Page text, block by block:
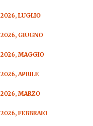
2026, LUGLIO
2026, GIUGNO
2026, MAGGIO
2026, APRILE
2026, MARZO
2026, FEBBRAIO